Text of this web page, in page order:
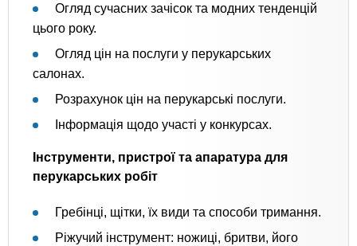
Огляд сучасних зачісок та модних тенденцій
цього року.
Огляд цін на послуги у перукарських
салонах.
Розрахунок цін на перукарські послуги.
Інформація щодо участі у конкурсах.
Інструменти, пристрої та апаратура для
перукарських робіт
Гребінці, щітки, їх види та способи тримання.
Ріжучий інструмент: ножиці, бритви, його